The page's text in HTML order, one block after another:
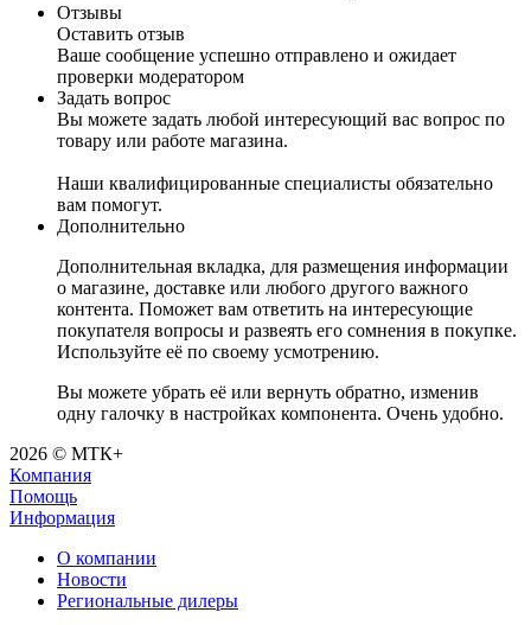
Отзывы
Оставить отзыв
Ваше сообщение успешно отправлено и ожидает
проверки модератором
Задать вопрос
Вы можете задать любой интересующий вас вопрос по
товару или работе магазина.
Наши квалифицированные специалисты обязательно
вам помогут.
Дополнительно
Дополнительная вкладка, для размещения информации
о магазине, доставке или любого другого важного
контента. Поможет вам ответить на интересующие
покупателя вопросы и развеять его сомнения в покупке.
Используйте её по своему усмотрению.
Вы можете убрать её или вернуть обратно, изменив
одну галочку в настройках компонента. Очень удобно.
2026 © МТК+
Компания
Помощь
Информация
О компании
Новости
Региональные дилеры